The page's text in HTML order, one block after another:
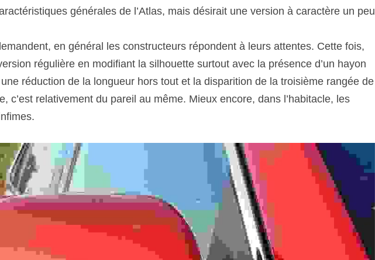
générales de l’Atlas, mais désirait une version à caractère un peu
en général les constructeurs répondent à leurs attentes. Cette fois,
régulière en modifiant la silhouette surtout avec la présence d’un hayon
une réduction de la longueur hors tout et la disparition de la troisième rangée de
c’est relativement du pareil au même. Mieux encore, dans l’habitacle, les